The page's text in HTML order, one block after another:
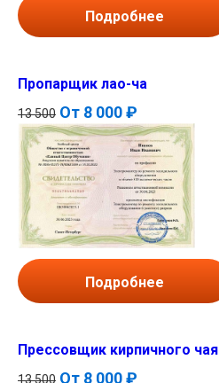
Подробнее
Пропарщик лао-ча
13 500 От 8 000 ₽
Подробнее
Прессовщик кирпичного чая
13 500 От 8 000 ₽